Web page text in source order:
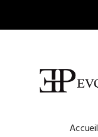
Accueil